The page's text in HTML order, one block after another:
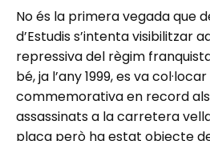
No és la primera vegada que
d’Estudis s’intenta visibilitzar
repressiva del règim
bé, ja l’any 1999, es va
commemorativa en record
assassinats a la carretera
placa però ha estat objecte